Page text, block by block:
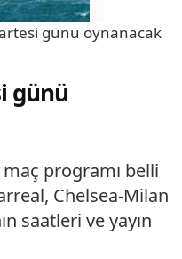
günü oynanacak
günü
programı belli
Chelsea-Milan
saatleri ve yayın